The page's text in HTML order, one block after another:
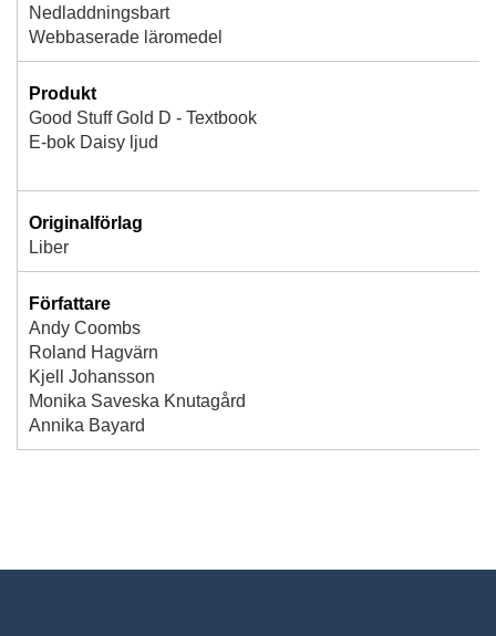
Nedladdningsbart
Webbaserade läromedel
Produkt
Good Stuff Gold D - Textbook
E-bok Daisy ljud
Originalförlag
Liber
Författare
Andy Coombs
Roland Hagvärn
Kjell Johansson
Monika Saveska Knutagård
Annika Bayard